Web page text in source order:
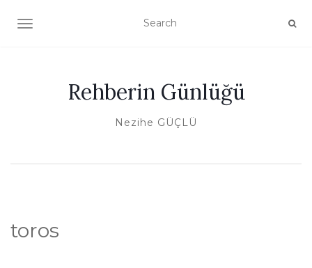
TOGGLE NAVIGATION
Rehberin Günlüğü
Nezihe GÜÇLÜ
toros